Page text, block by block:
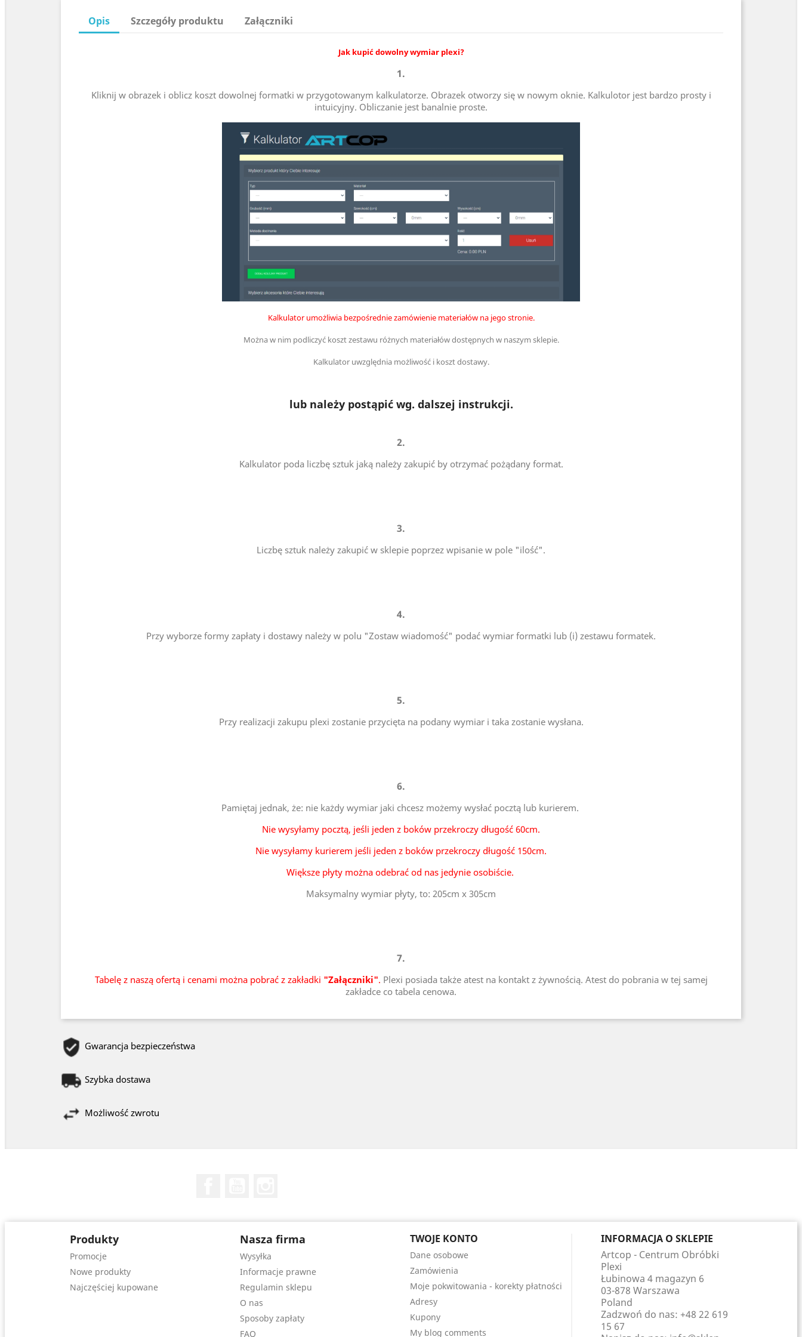
Opis Szczegóły produktu Załączniki
Jak kupić dowolny wymiar plexi?
1.
Kliknij w obrazek i oblicz koszt dowolnej formatki w przygotowanym kalkulatorze. Obrazek otworzy się w nowym oknie. Kalkulotor jest bardzo prosty i
intuicyjny. Obliczanie jest banalnie proste.
Kalkulator umożliwia bezpośrednie zamówienie materiałów na jego stronie.
Można w nim podliczyć koszt zestawu różnych materiałów dostępnych w naszym sklepie.
Kalkulator uwzględnia możliwość i koszt dostawy.
lub należy postąpić wg. dalszej instrukcji.
2.
Kalkulator poda liczbę sztuk jaką należy zakupić by otrzymać pożądany format.
3.
Liczbę sztuk należy zakupić w sklepie poprzez wpisanie w pole "ilość".
4.
Przy wyborze formy zapłaty i dostawy należy w polu "Zostaw wiadomość" podać wymiar formatki lub (i) zestawu formatek.
5.
Przy realizacji zakupu plexi zostanie przycięta na podany wymiar i taka zostanie wysłana.
6.
Pamiętaj jednak, że: nie każdy wymiar jaki chcesz możemy wysłać pocztą lub kurierem.
Nie wysyłamy pocztą, jeśli jeden z boków przekroczy długość 60cm.
Nie wysyłamy kurierem jeśli jeden z boków przekroczy długość 150cm.
Większe płyty można odebrać od nas jedynie osobiście.
Maksymalny wymiar płyty, to: 205cm x 305cm
7.
Tabelę z naszą ofertą i cenami można pobrać z zakładki "Załączniki". Plexi posiada także atest na kontakt z żywnością. Atest do pobrania w tej samej
zakładce co tabela cenowa.
Gwarancja bezpieczeństwa
Szybka dostawa
Możliwość zwrotu
Produkty
Promocje
Nowe produkty
Najczęściej kupowane
Nasza firma
Wysyłka
Informacje prawne
Regulamin sklepu
O nas
Sposoby zapłaty
FAQ
TWOJE KONTO
Dane osobowe
Zamówienia
Moje pokwitowania - korekty płatności
Adresy
Kupony
My blog comments
INFORMACJA O SKLEPIE
Artcop - Centrum Obróbki
Plexi
Łubinowa 4 magazyn 6
03-878 Warszawa
Poland
Zadzwoń do nas: +48 22 619
15 67